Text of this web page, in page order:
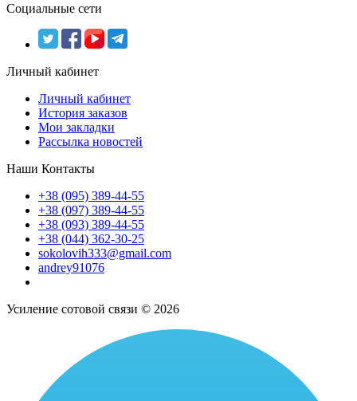
Социальные сети
Личный кабинет
Личный кабинет
История заказов
Мои закладки
Рассылка новостей
Наши Контакты
+38 (095) 389-44-55
+38 (097) 389-44-55
+38 (093) 389-44-55
+38 (044) 362-30-25
sokolovih333@gmail.com
andrey91076
Усиление сотовой связи © 2026